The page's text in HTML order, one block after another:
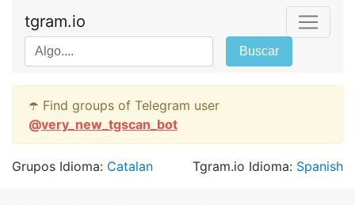
tgram.io
Buscar
☂️ Find groups of Telegram user
@very_new_tgscan_bot
Grupos Idioma: Catalan Tgram.io Idioma: Spanish